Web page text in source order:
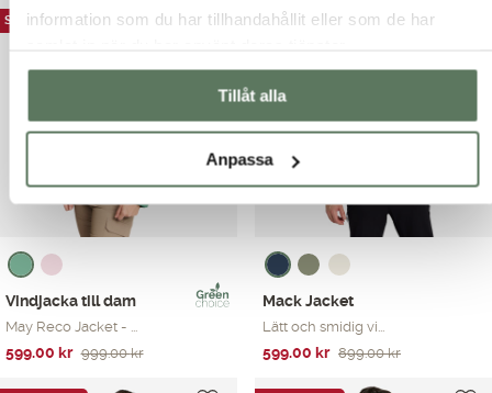
information som du har tillhandahållit eller som de har
Tillåt alla
Anpassa
priset
priset
priset
priset
Vindjacka till dam
SOMMARREA
May Reco Jacket - ...
999.00kr
Det
599.00 kr
Det
Mack Jacket
SOMMARREA
Lätt och smidig vi...
899.00kr
Det
599.00 kr
Det